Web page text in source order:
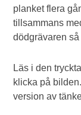
planket flera
tillsammans
dödgrävaren
Läs i den
klicka på
version av